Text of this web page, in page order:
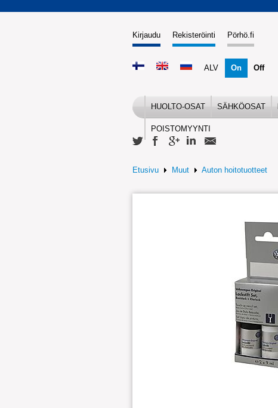
Kirjaudu Rekisteröinti Pörhö.fi
ALV On Off
HUOLTO-OSAT SÄHKÖOSAT
POISTOMYYNTI
Etusivu Muut Auton hoitotuotteet